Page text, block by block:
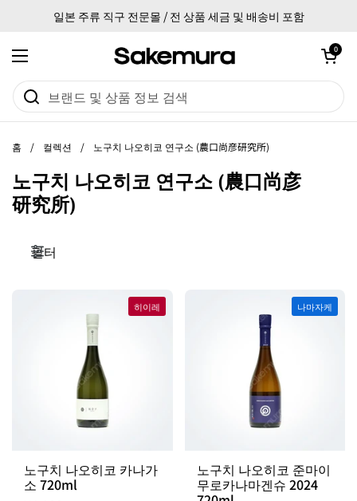
일본 주류 직구 전문몰 / 전 상품 세금 및 배송비 포함
메뉴 열기
카트 열기
0
홈 / 컬렉션 / 노구치 나오히코 연구소 (農口尚彦研究所)
노구치 나오히코 연구소 (農口尚彦
研究所)
필터
노구치 나오히코 카나가
소 720ml
히이레
노구치 나오히코 준마이
무로카나마겐슈 2024
나마자케